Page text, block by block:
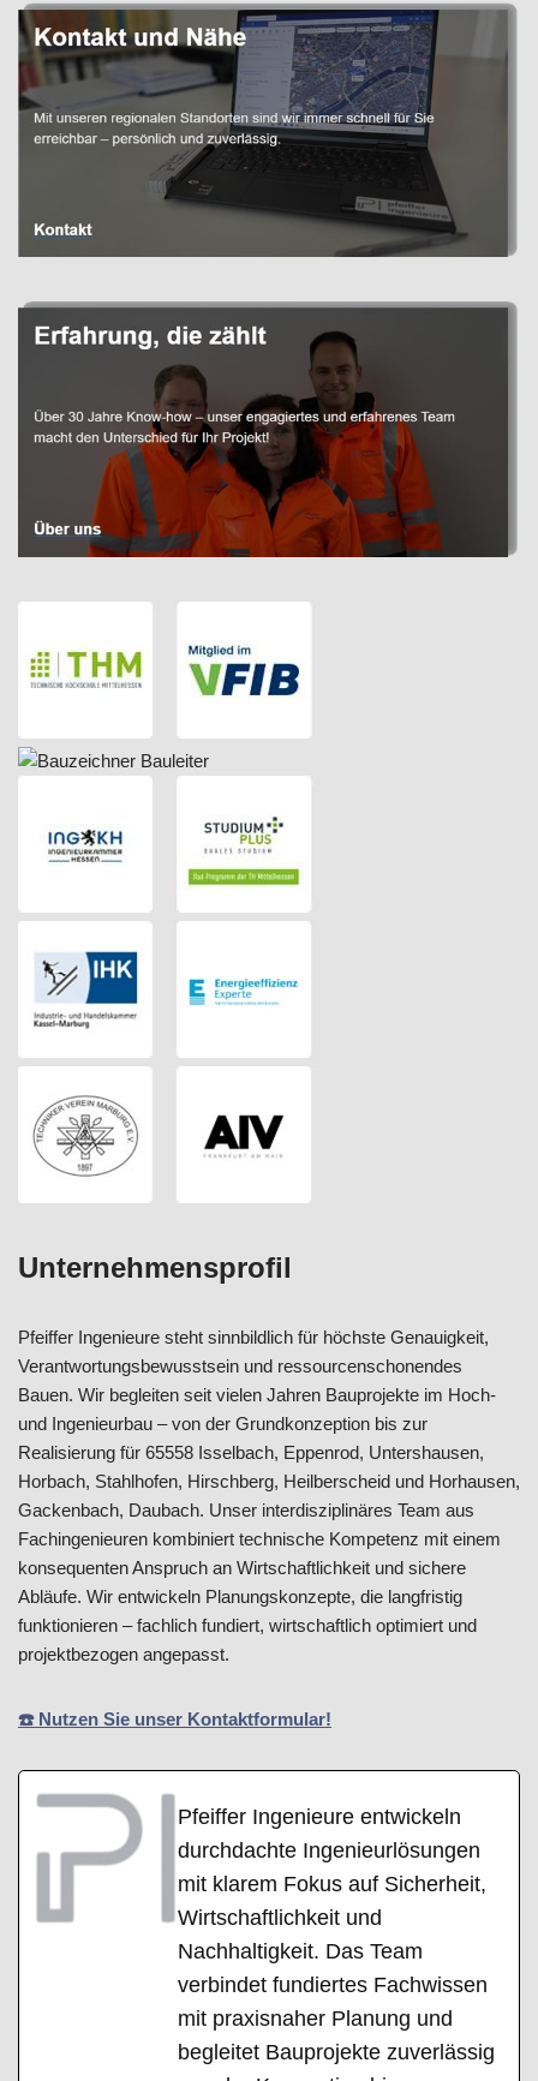
Unternehmensprofil
Pfeiffer Ingenieure steht sinnbildlich für höchste Genauigkeit,
Verantwortungsbewusstsein und ressourcenschonendes
Bauen. Wir begleiten seit vielen Jahren Bauprojekte im Hoch-
und Ingenieurbau – von der Grundkonzeption bis zur
Realisierung für 65558 Isselbach, Eppenrod, Untershausen,
Horbach, Stahlhofen, Hirschberg, Heilberscheid und Horhausen,
Gackenbach, Daubach. Unser interdisziplinäres Team aus
Fachingenieuren kombiniert technische Kompetenz mit einem
konsequenten Anspruch an Wirtschaftlichkeit und sichere
Abläufe. Wir entwickeln Planungskonzepte, die langfristig
funktionieren – fachlich fundiert, wirtschaftlich optimiert und
projektbezogen angepasst.
☎️ Nutzen Sie unser Kontaktformular!
Pfeiffer Ingenieure entwickeln
durchdachte Ingenieurlösungen
mit klarem Fokus auf Sicherheit,
Wirtschaftlichkeit und
Nachhaltigkeit. Das Team
verbindet fundiertes Fachwissen
mit praxisnaher Planung und
begleitet Bauprojekte zuverlässig